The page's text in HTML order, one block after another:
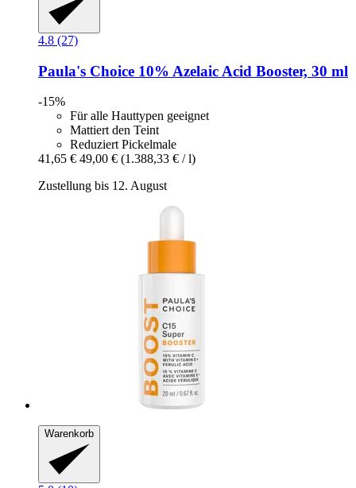
4.8 (27)
Paula's Choice 10% Azelaic Acid Booster, 30 ml
-15%
Für alle Hauttypen geeignet
Mattiert den Teint
Reduziert Pickelmale
41,65 € 49,00 € (1.388,33 € / l)
Zustellung bis 12. August
Warenkorb